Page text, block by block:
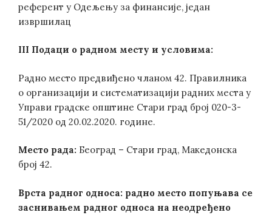
референт у Одељењу за финансије, један
извршилац
III Подаци о радном месту и условима:
Радно место предвиђено чланом 42. Правилника
о организацији и систематизацији радних места у
Управи градске општине Стари град број 020-3-
51/2020 од 20.02.2020. године.
Место рада: Београд – Стари град, Македонска
број 42.
Врста радног односа: радно место попуњава се
заснивањем радног односа на неодређено